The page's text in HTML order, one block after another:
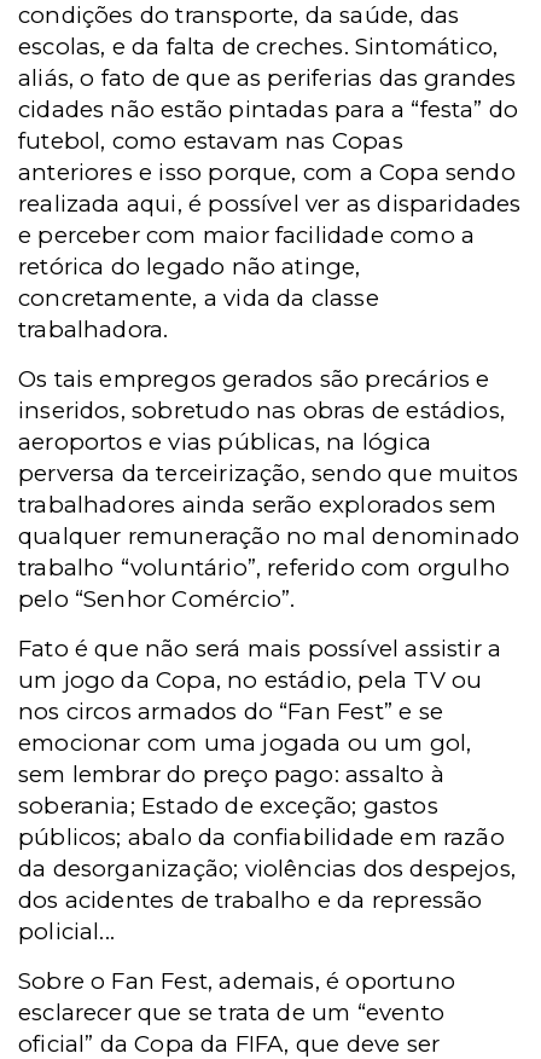
condições do transporte, da saúde, das
escolas, e da falta de creches. Sintomático,
aliás, o fato de que as periferias das grandes
cidades não estão pintadas para a “festa” do
futebol, como estavam nas Copas
anteriores e isso porque, com a Copa sendo
realizada aqui, é possível ver as disparidades
e perceber com maior facilidade como a
retórica do legado não atinge,
concretamente, a vida da classe
trabalhadora.
Os tais empregos gerados são precários e
inseridos, sobretudo nas obras de estádios,
aeroportos e vias públicas, na lógica
perversa da terceirização, sendo que muitos
trabalhadores ainda serão explorados sem
qualquer remuneração no mal denominado
trabalho “voluntário”, referido com orgulho
pelo “Senhor Comércio”.
Fato é que não será mais possível assistir a
um jogo da Copa, no estádio, pela TV ou
nos circos armados do “Fan Fest” e se
emocionar com uma jogada ou um gol,
sem lembrar do preço pago: assalto à
soberania; Estado de exceção; gastos
públicos; abalo da confiabilidade em razão
da desorganização; violências dos despejos,
dos acidentes de trabalho e da repressão
policial...
Sobre o Fan Fest, ademais, é oportuno
esclarecer que se trata de um “evento
oficial” da Copa da FIFA, que deve ser